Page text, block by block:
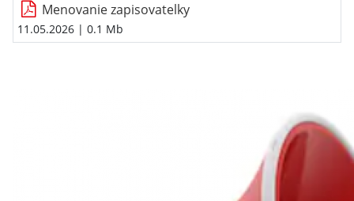
Menovanie zapisovatelky
11.05.2026 | 0.1 Mb